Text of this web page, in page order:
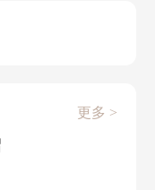
更多 >